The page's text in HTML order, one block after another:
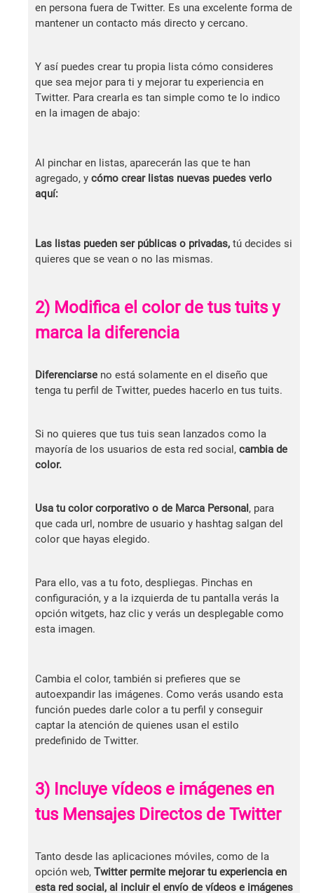
en persona fuera de Twitter. Es una excelente forma de
mantener un contacto más directo y cercano.
Y así puedes crear tu propia lista cómo consideres
que sea mejor para ti y mejorar tu experiencia en
Twitter. Para crearla es tan simple como te lo indico
en la imagen de abajo:
Al pinchar en listas, aparecerán las que te han
agregado, y cómo crear listas nuevas puedes verlo
aquí:
Las listas pueden ser públicas o privadas, tú decides si
quieres que se vean o no las mismas.
2) Modifica el color de tus tuits y
marca la diferencia
Diferenciarse no está solamente en el diseño que
tenga tu perfil de Twitter, puedes hacerlo en tus tuits.
Si no quieres que tus tuis sean lanzados como la
mayoría de los usuarios de esta red social, cambia de
color.
Usa tu color corporativo o de Marca Personal, para
que cada url, nombre de usuario y hashtag salgan del
color que hayas elegido.
Para ello, vas a tu foto, despliegas. Pinchas en
configuración, y a la izquierda de tu pantalla verás la
opción witgets, haz clic y verás un desplegable como
esta imagen.
Cambia el color, también si prefieres que se
autoexpandir las imágenes. Como verás usando esta
función puedes darle color a tu perfil y conseguir
captar la atención de quienes usan el estilo
predefinido de Twitter.
3) Incluye vídeos e imágenes en
tus Mensajes Directos de Twitter
Tanto desde las aplicaciones móviles, como de la
opción web, Twitter permite mejorar tu experiencia en
esta red social, al incluir el envío de vídeos e imágenes